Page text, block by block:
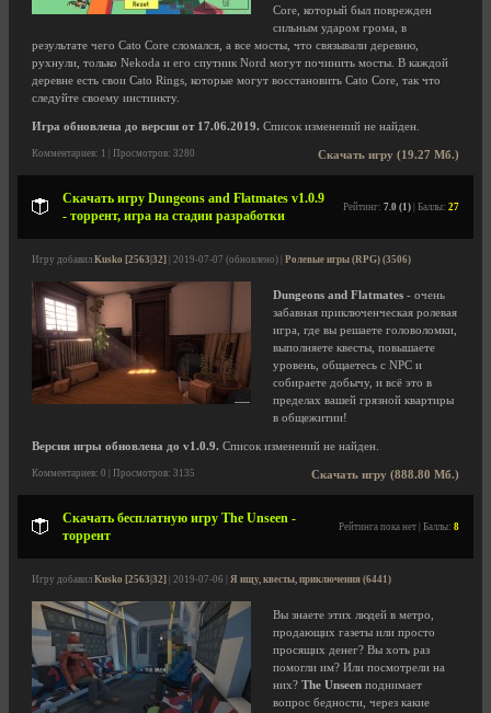
Core, который был поврежден
сильным ударом грома, в
результате чего Cato Core сломался, а все мосты, что связывали деревню,
рухнули, только Nekoda и его спутник Nord могут починить мосты. В каждой
деревне есть свои Cato Rings, которые могут восстановить Cato Core, так что
следуйте своему инстинкту.
Игра обновлена до версии от 17.06.2019. Список изменений не найден.
Скачать игру (19.27 Мб.)
Комментариев: 1 | Просмотров: 3280
Скачать игру Dungeons and Flatmates v1.0.9
- торрент, игра на стадии разработки
Рейтинг: 7.0 (1) | Баллы: 27
Игру добавил Kusko [2563|32] | 2019-07-07 (обновлено) | Ролевые игры (RPG) (3506)
Dungeons and Flatmates - очень
забавная приключенческая ролевая
игра, где вы решаете головоломки,
выполняете квесты, повышаете
уровень, общаетесь с NPC и
собираете добычу, и всё это в
пределах вашей грязной квартиры
в общежитии!
Версия игры обновлена до v1.0.9. Список изменений не найден.
Скачать игру (888.80 Мб.)
Комментариев: 0 | Просмотров: 3135
Скачать бесплатную игру The Unseen -
торрент
Рейтинга пока нет | Баллы: 8
Игру добавил Kusko [2563|32] | 2019-07-06 | Я ищу, квесты, приключения (6441)
Вы знаете этих людей в метро,
продающих газеты или просто
просящих денег? Вы хоть раз
помогли им? Или посмотрели на
них? The Unseen поднимает
вопрос бедности, через какие